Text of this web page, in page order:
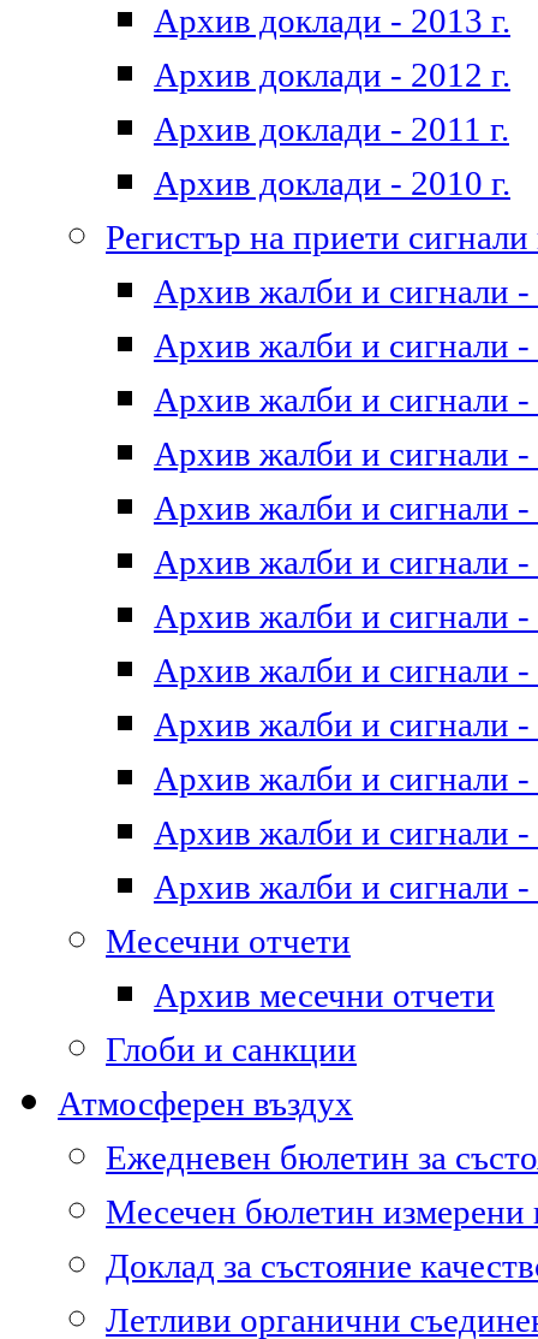
Архив доклади - 2013 г.
Архив доклади - 2012 г.
Архив доклади - 2011 г.
Архив доклади - 2010 г.
Регистър на приети
Архив жалби и сигнали -
Архив жалби и сигнали -
Архив жалби и сигнали -
Архив жалби и сигнали -
Архив жалби и сигнали -
Архив жалби и сигнали -
Архив жалби и сигнали -
Архив жалби и сигнали -
Архив жалби и сигнали -
Архив жалби и сигнали -
Архив жалби и сигнали -
Архив жалби и сигнали -
Месечни отчети
Архив месечни отчети
Глоби и санкции
Атмосферен въздух
Ежедневен бюлетин за
Месечен бюлетин
Доклад за състояние
Летливи органични